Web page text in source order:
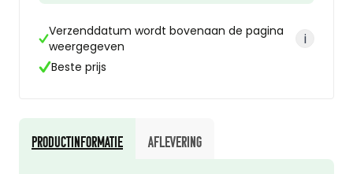
Verzenddatum wordt bovenaan de pagina
weergegeven
i
Beste prijs
Productinformatie Aflevering